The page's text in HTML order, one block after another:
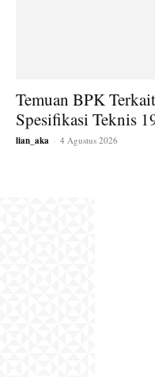
Temuan BPK
Spesifikasi Teknis
lian_aka - 4 Agustus 2026